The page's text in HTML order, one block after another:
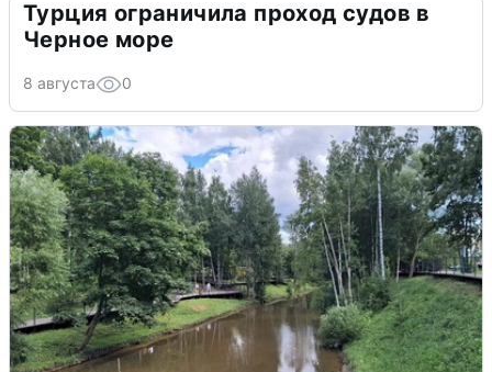
Турция ограничила проход судов в
Черное море
8 августа 0